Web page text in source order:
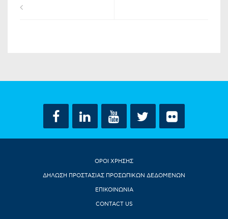
ΟΡΟΙ ΧΡΗΣΗΣ
ΔΗΛΩΣΗ ΠΡΟΣΤΑΣΙΑΣ ΠΡΟΣΩΠΙΚΩΝ ΔΕΔΟΜΕΝΩΝ
ΕΠΙΚΟΙΝΩΝΙΑ
CONTACT US